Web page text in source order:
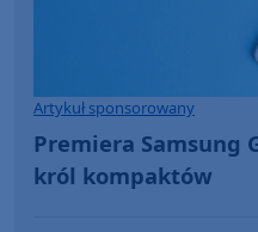
Artykuł sponsorowany
Premiera Samsung
król kompaktów